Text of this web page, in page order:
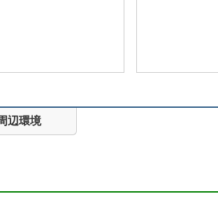
辺環境